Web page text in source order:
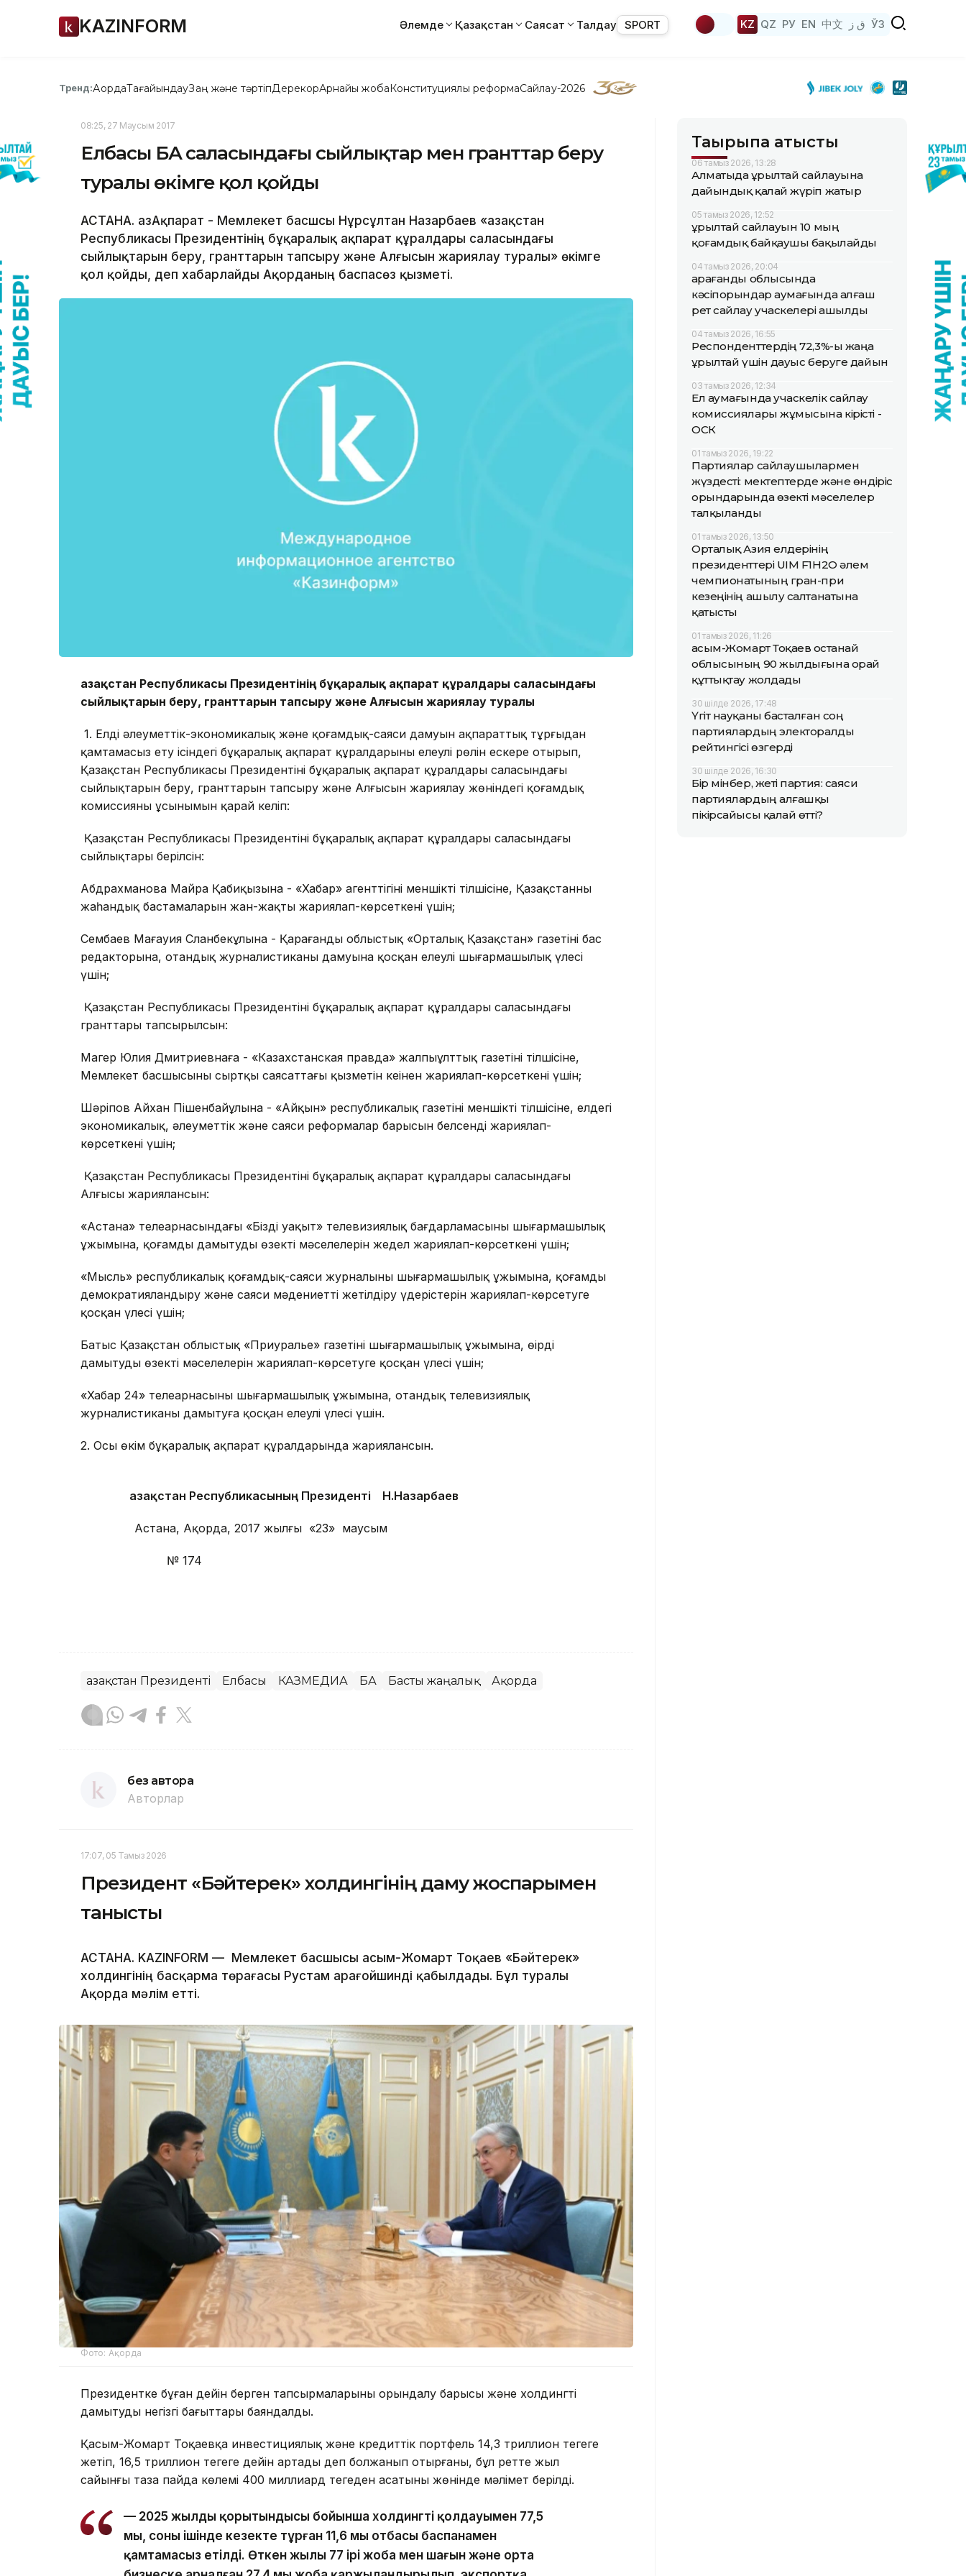
KAZINFORM Әлемде Қазақстан Саясат Талдау SPORT KZ QZ РУ EN 中文 ق ز ЎЗ
Тренд:АқордаТағайындауЗаң және тәртіпДерекқорАрнайы жобаКонституциялық реформаСайлау-2026
08:25, 27 Маусым 2017
Елбасы БАҚ саласындағы сыйлықтар мен гранттар беру
туралы өкімге қол қойды
АСТАНА. ҚазАқпарат - Мемлекет басшсы Нұрсұлтан Назарбаев «Қазақстан
Республикасы Президентінің бұқаралық ақпарат құралдары саласындағы
сыйлықтарын беру, гранттарын тапсыру және Алғысын жариялау туралы» өкімге
қол қойды, деп хабарлайды Ақорданың баспасөз қызметі.
Қазақстан Республикасы Президентінің бұқаралық ақпарат құралдары саласындағы
сыйлықтарын беру, гранттарын тапсыру және Алғысын жариялау туралы
1. Елдің әлеуметтік-экономикалық және қоғамдық-саяси дамуын ақпараттық тұрғыдан
қамтамасыз ету ісіндегі бұқаралық ақпарат құралдарының елеулі рөлін ескере отырып,
Қазақстан Республикасы Президентінің бұқаралық ақпарат құралдары саласындағы
сыйлықтарын беру, гранттарын тапсыру және Алғысын жариялау жөніндегі қоғамдық
комиссияның ұсынымын қарай келіп:
Қазақстан Республикасы Президентінің бұқаралық ақпарат құралдары саласындағы
сыйлықтары берілсін:
Абдрахманова Майра Қабиқызына - «Хабар» агенттігінің меншікті тілшісіне, Қазақстанның
жаһандық бастамаларын жан-жақты жариялап-көрсеткені үшін;
Сембаев Мағауия Сланбекұлына - Қарағанды облыстық «Орталық Қазақстан» газетінің бас
редакторына, отандық журналистиканың дамуына қосқан елеулі шығармашылық үлесі
үшін;
Қазақстан Республикасы Президентінің бұқаралық ақпарат құралдары саласындағы
гранттары тапсырылсын:
Магер Юлия Дмитриевнаға - «Казахстанская правда» жалпыұлттық газетінің тілшісіне,
Мемлекет басшысының сыртқы саясаттағы қызметін кеңінен жариялап-көрсеткені үшін;
Шәріпов Айхан Пішенбайұлына - «Айқын» республикалық газетінің меншікті тілшісіне, елдегі
экономикалық, әлеуметтік және саяси реформалар барысын белсенді жариялап-
көрсеткені үшін;
Қазақстан Республикасы Президентінің бұқаралық ақпарат құралдары саласындағы
Алғысы жариялансын:
«Астана» телеарнасындағы «Біздің уақыт» телевизиялық бағдарламасының шығармашылық
ұжымына, қоғамды дамытудың өзекті мәселелерін жедел жариялап-көрсеткені үшін;
«Мысль» республикалық қоғамдық-саяси журналының шығармашылық ұжымына, қоғамды
демократияландыру және саяси мәдениетті жетілдіру үдерістерін жариялап-көрсетуге
қосқан үлесі үшін;
Батыс Қазақстан облыстық «Приуралье» газетінің шығармашылық ұжымына, өңірді
дамытудың өзекті мәселелерін жариялап-көрсетуге қосқан үлесі үшін;
«Хабар 24» телеарнасының шығармашылық ұжымына, отандық телевизиялық
журналистиканы дамытуға қосқан елеулі үлесі үшін.
2. Осы өкім бұқаралық ақпарат құралдарында жариялансын.
Қазақстан Республикасының Президенті Н.Назарбаев
Астана, Ақорда, 2017 жылғы «23» маусым
№ 174
Қазақстан Президенті Елбасы КАЗМЕДИА БАҚ Басты жаңалық Ақорда
без автора
Авторлар
17:07, 05 Тамыз 2026
Президент «Бәйтерек» холдингінің даму жоспарымен
танысты
АСТАНА. KAZINFORM — Мемлекет басшысы Қасым-Жомарт Тоқаев «Бәйтерек»
холдингінің басқарма төрағасы Рустам Қарағойшинді қабылдады. Бұл туралы
Ақорда мәлім етті.
Фото: Ақорда
Президентке бұған дейін берген тапсырмаларының орындалу барысы және холдингті
дамытудың негізгі бағыттары баяндалды.
Қасым-Жомарт Тоқаевқа инвестициялық және кредиттік портфель 14,3 триллион теңгеге
жетіп, 16,5 триллион теңгеге дейін артады деп болжанып отырғаны, бұл ретте жыл
сайынғы таза пайда көлемі 400 миллиард теңгеден асатыны жөнінде мәлімет берілді.
— 2025 жылдың қорытындысы бойынша холдингтің қолдауымен 77,5
мың, соның ішінде кезекте тұрған 11,6 мың отбасы баспанамен
қамтамасыз етілді. Өткен жылы 77 ірі жоба мен шағын және орта
Тақырыпқа қатысты
06 тамыз 2026, 13:28
Алматыда Құрылтай сайлауына
дайындық қалай жүріп жатыр
05 тамыз 2026, 12:52
Құрылтай сайлауын 10 мың
қоғамдық байқаушы бақылайды
04 тамыз 2026, 20:04
Қарағанды облысында
кәсіпорындар аумағында алғаш
рет сайлау учаскелері ашылды
04 тамыз 2026, 16:55
Респонденттердің 72,3%-ы жаңа
Құрылтай үшін дауыс беруге дайын
03 тамыз 2026, 12:34
Ел аумағында учаскелік сайлау
комиссиялары жұмысына кірісті -
ОСК
01 тамыз 2026, 19:22
Партиялар сайлаушылармен
жүздесті: мектептерде және өндіріс
орындарында өзекті мәселелер
талқыланды
01 тамыз 2026, 13:50
Орталық Азия елдерінің
президенттері UIM F1H2O әлем
чемпионатының гран-при
кезеңінің ашылу салтанатына
қатысты
01 тамыз 2026, 11:26
Қасым-Жомарт Тоқаев Қостанай
облысының 90 жылдығына орай
құттықтау жолдады
30 шілде 2026, 17:48
Үгіт науқаны басталған соң
партиялардың электоралды
рейтингісі өзгерді
30 шілде 2026, 16:30
Бір мінбер, жеті партия: саяси
партиялардың алғашқы
пікірсайысы қалай өтті?